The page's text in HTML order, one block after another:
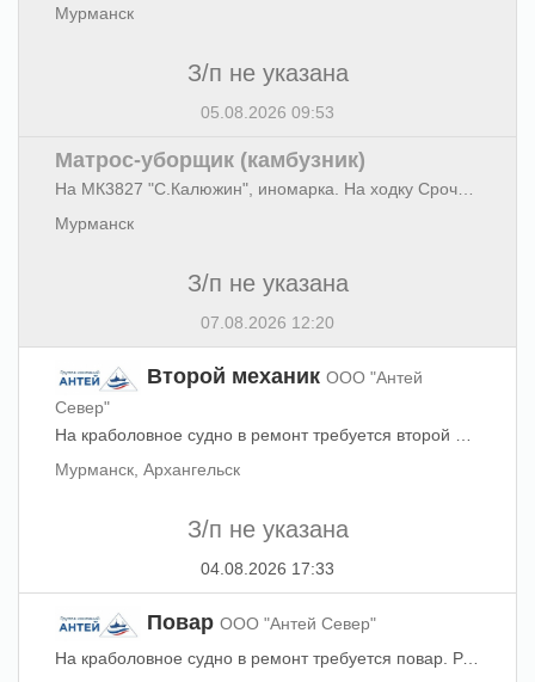
Мурманск
З/п не указана
05.08.2026 09:53
Матрос-уборщик (камбузник)
Мурманск
З/п не указана
07.08.2026 12:20
Второй механик ООО "Антей
Север"
Мурманск, Архангельск
З/п не указана
04.08.2026 17:33
Повар ООО "Антей Север"
На краболовное судно в ремонт требуется повар. Резюме направлять на эл. почту: Вопросы можно задать по номеру телефона: +7 (921)-176-11-06 (WhatsApp). +7 (921)-048-30-35 (WhatsApp).